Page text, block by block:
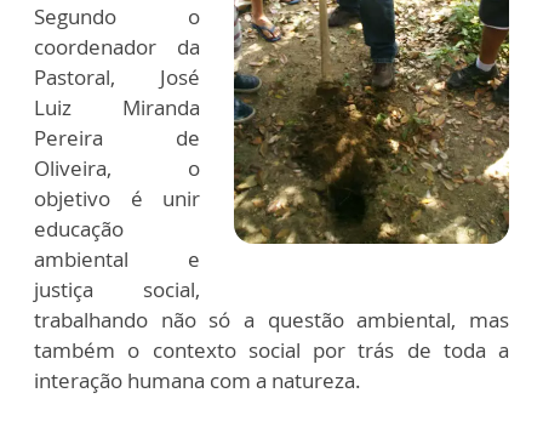
Segundo o
coordenador da
Pastoral, José
Luiz Miranda
Pereira de
Oliveira, o
objetivo é unir
educação
ambiental e
justiça social,
trabalhando não só a questão ambiental, mas
também o contexto social por trás de toda a
interação humana com a natureza.